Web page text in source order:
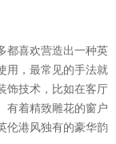
多都喜欢营造出一种英
，最常见的手法就
技术，比如在客厅
、有着精致雕花的窗户
伦港风独有的豪华韵